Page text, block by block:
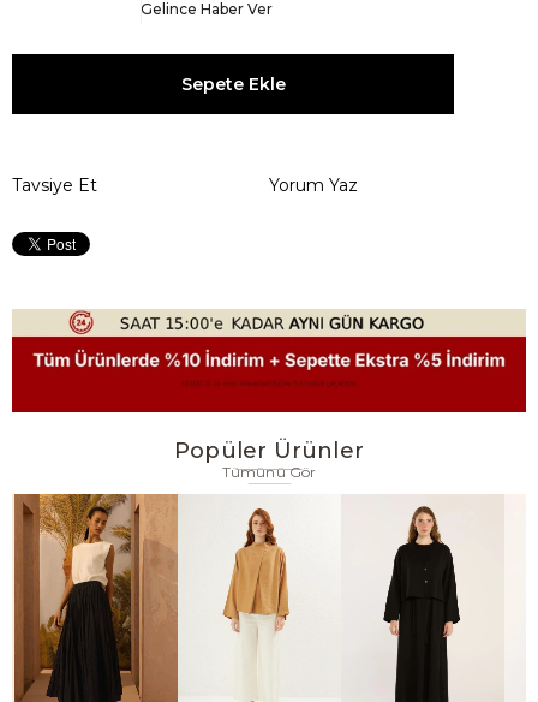
Gelince Haber Ver
Tavsiye Et Yorum Yaz
Popüler Ürünler
Tümünü Gör